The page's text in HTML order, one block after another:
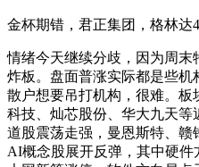
金杯期错，君正集团，格林达
情绪今天继续分歧，因为周
炸板。盘面普涨实际都是些机
散户想要吊打机构，很难。
科技、灿芯股份、华大九天等
道股震荡走强，曼恩斯特、赣
AI概念股展开反弹，其中硬